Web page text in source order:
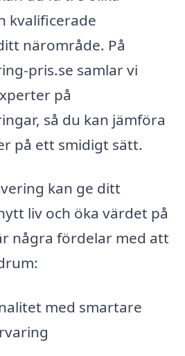
kvalificerade
närområde. På
pris.se samlar vi
på
så du kan jämföra
på ett smidigt sätt.
kan ge ditt
liv och öka värdet på
några fördelar med att
med smartare